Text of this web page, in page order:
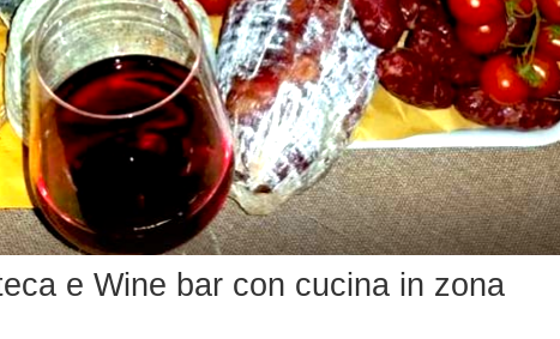
e Wine bar con cucina in zona